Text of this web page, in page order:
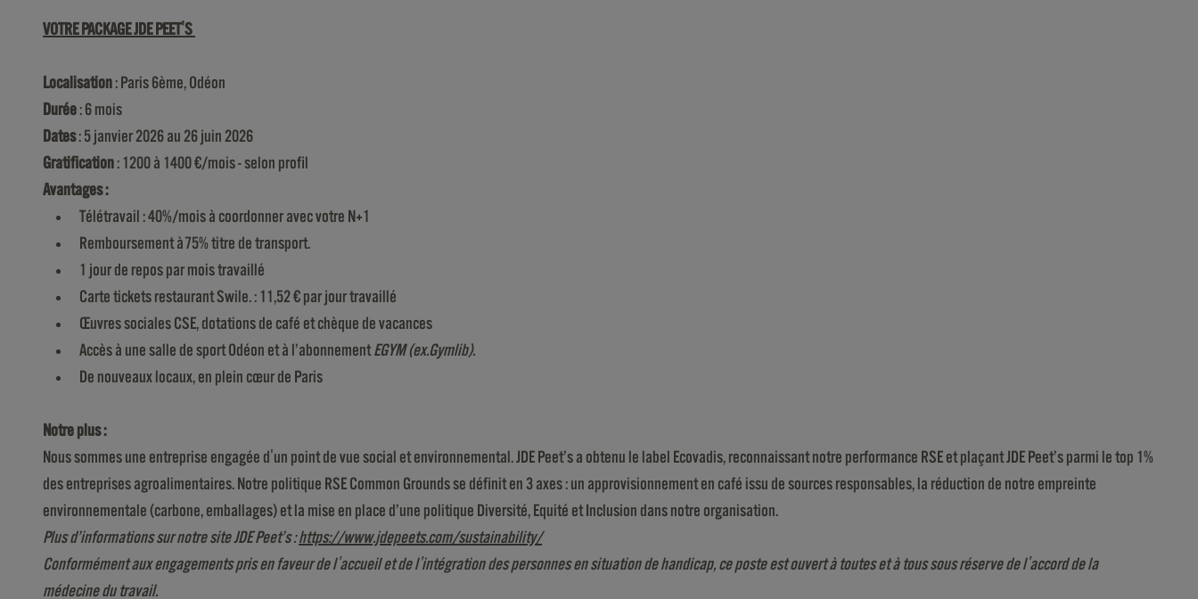
VOTRE PACKAGE JDE PEET'S
Localisation : Paris 6ème, Odéon
Durée : 6 mois
Dates: 5 janvier 2026 au 26 juin 2026
Gratification : 1200 à 1400 €/mois - selon profil
Avantages :
Télétravail : 40%/mois à coordonner avec votre N+1
Remboursement à 75% titre de transport.
1 jour de repos par mois travaillé
Carte tickets restaurant Swile. : 11,52 € par jour travaillé
Œuvres sociales CSE, dotations de café et chèque de vacances
Accès à une salle de sport Odéon et à l’abonnementEGYM (ex.Gymlib).
De nouveaux locaux, en plein cœur de Paris
Notre plus :
Nous sommes une entreprise engagée d'un point de vue social et environnemental. JDE Peet’s a obtenu le label Ecovadis, reconnaissant notre performance RSE et plaçant JDE Peet’s parmi le top 1%
des entreprises agroalimentaires. Notre politique RSE Common Grounds se définit en 3 axes : un approvisionnement en café issu de sources responsables, la réduction de notre empreinte
environnementale (carbone, emballages) et la mise en place d’une politique Diversité, Equité et Inclusion dans notre organisation.
Plus d’informations sur notre site JDE Peet’s :https://www.jdepeets.com/sustainability/
Conformément aux engagements pris en faveur de l'accueil et de l'intégration des personnes en situation de handicap, ce poste est ouvert à toutes et à tous sous réserve de l'accord de la
médecine du travail.